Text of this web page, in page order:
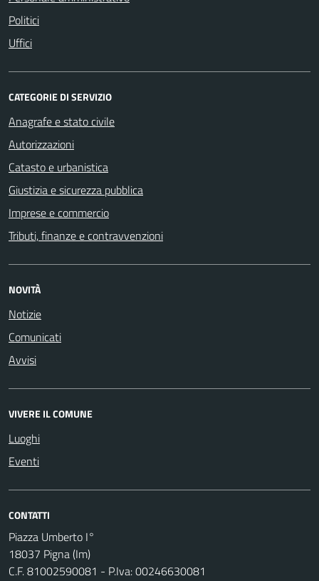
Politici
Uffici
CATEGORIE DI SERVIZIO
Anagrafe e stato civile
Autorizzazioni
Catasto e urbanistica
Giustizia e sicurezza pubblica
Imprese e commercio
Tributi, finanze e contravvenzioni
NOVITÀ
Notizie
Comunicati
Avvisi
VIVERE IL COMUNE
Luoghi
Eventi
CONTATTI
Piazza Umberto I°
18037 Pigna (Im)
C.F. 81002590081 - P.Iva: 00246630081